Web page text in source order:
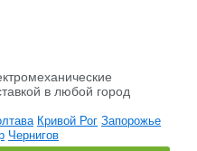
в любой город
Кривой Рог Запорожье
Чернигов